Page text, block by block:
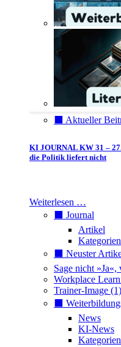
⬛️ Aktueller
KI JOURNAL KW 31 –
die Politik liefert nicht
Weiterlesen …
⬛️ Journal
Artikel
Kategorien
⬛️ Neuster
Sage nicht
Workplace
Trainer-Image
⬛️
News
KI-News
Kategorien